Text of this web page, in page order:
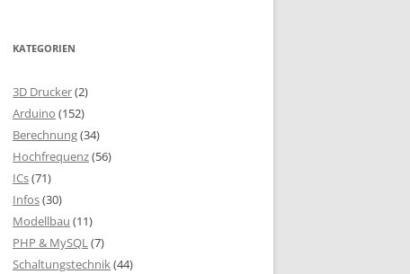
KATEGORIEN
3D Drucker(2)
Arduino (152)
Berechnung(34)
Hochfrequenz(56)
ICs(71)
Infos(30)
Modellbau (11)
PHP & MySQL(7)
Schaltungstechnik(44)